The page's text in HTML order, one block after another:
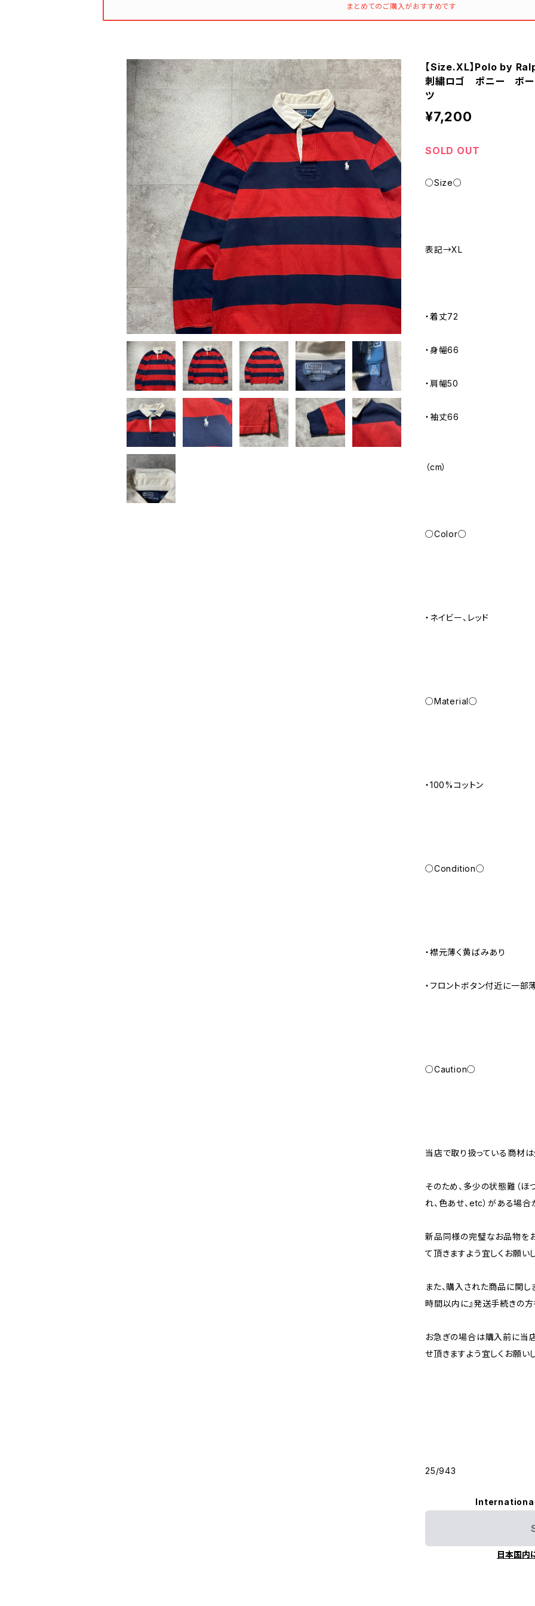
まとめてのご購入がおすすめです
【Size.XL】Polo by
刺繍ロゴ ポニー ボー
ツ
¥7,200
SOLD OUT
○Size○
表記→XL
・着丈72
・身幅66
・肩幅50
・袖丈66
（cm）
○Color○
・ネイビー、レッド
○Material○
・100%コットン
○Condition○
・襟元薄く黄ばみあり
・フロントボタン付近に一部
○Caution○
当店で取り扱っている商材は
そのため、多少の状態難（ほ
れ、色あせ、etc）がある場合
新品同様の完璧なお品物を
て頂きますよう宜しくお願いし
また、購入された商品に関し
時間以内に』発送手続きの方
お急ぎの場合は購入前に当
せ頂きますよう宜しくお願いし
25/943
日本国内